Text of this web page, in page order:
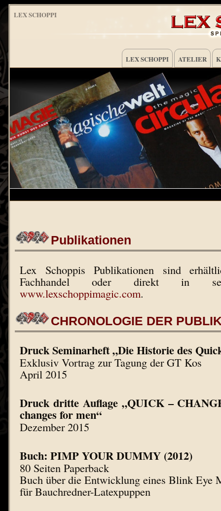
LEX SCHOPPI
LEX SCHOPPI ATELIER
Publikationen
Lex Schoppis Publikationen sind
Fachhandel oder direkt in
www.lexschoppimagic.com.
CHRONOLOGIE DER
Druck Seminarheft „Die Historie des
Exklusiv Vortrag zur Tagung der GT Kos
April 2015
Druck dritte Auflage „QUICK –
changes for men“
Dezember 2015
Buch: PIMP YOUR DUMMY (2012)
80 Seiten Paperback
Buch über die Entwicklung eines Blink Eye
für Bauchredner-Latexpuppen